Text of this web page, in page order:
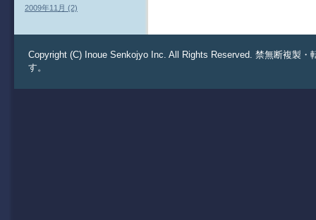
2009年11月 (2)
Copyright (C) Inoue Senkojyo Inc. All Rights Reserved. 禁無断複製
す。